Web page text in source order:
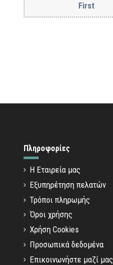
First
Πληροφορίες
Η Εταιρεία μας
Εξυπηρέτηση πελατών
Τρόποι πληρωμής
Όροι χρήσης
Χρήση Cookies
Προσωπικά δεδομένα
Επικοινωνήστε μαζί μας